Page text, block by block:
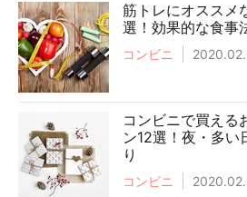
筋トレにオススメ
選！効果的な食事
コンビニ
コンビニで買える
ン12選！夜・多い
り
コンビニ